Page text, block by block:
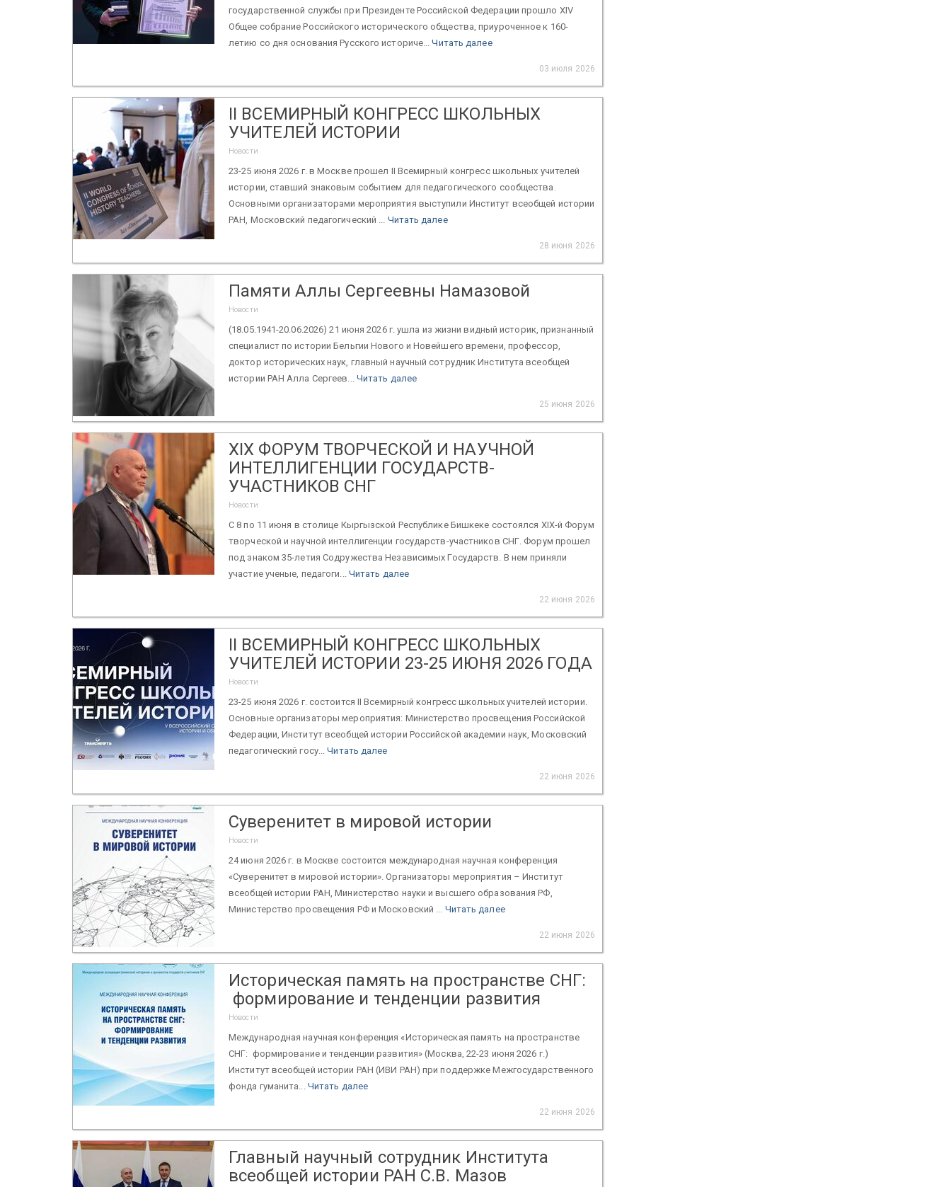
государственной службы при Президенте Российской Федерации прошло XIV
Общее собрание Российского исторического общества, приуроченное к 160-
летию со дня основания Русского историче...Читать далее
03 июля 2026
II ВСЕМИРНЫЙ КОНГРЕСС ШКОЛЬНЫХ
УЧИТЕЛЕЙ ИСТОРИИ
Новости
23-25 июня 2026 г. в Москве прошел II Всемирный конгресс школьных учителей
истории, ставший знаковым событием для педагогического сообщества.
Основными организаторами мероприятия выступили Институт всеобщей истории
РАН, Московский педагогический ... Читать далее
28 июня 2026
Памяти Аллы Сергеевны Намазовой
Новости
(18.05.1941-20.06.2026) 21 июня 2026 г. ушла из жизни видный историк, признанный
специалист по истории Бельгии Нового и Новейшего времени, профессор,
доктор исторических наук, главный научный сотрудник Института всеобщей
истории РАН Алла Сергеев... Читать далее
25 июня 2026
XIX ФОРУМ ТВОРЧЕСКОЙ И НАУЧНОЙ
ИНТЕЛЛИГЕНЦИИ ГОСУДАРСТВ-
УЧАСТНИКОВ СНГ
Новости
С 8 по 11 июня в столице Кыргызской Республике Бишкеке состоялся XIX-й Форум
творческой и научной интеллигенции государств-участников СНГ. Форум прошел
под знаком 35-летия Содружества Независимых Государств. В нем приняли
участие ученые, педагоги... Читать далее
22 июня 2026
II ВСЕМИРНЫЙ КОНГРЕСС ШКОЛЬНЫХ
УЧИТЕЛЕЙ ИСТОРИИ 23-25 ИЮНЯ 2026 ГОДА
Новости
23-25 июня 2026 г. состоится II Всемирный конгресс школьных учителей истории.
Основные организаторы мероприятия: Министерство просвещения Российской
Федерации, Институт всеобщей истории Российской академии наук, Московский
педагогический госу...Читать далее
22 июня 2026
Суверенитет в мировой истории
Новости
24 июня 2026 г. в Москве состоится международная научная конференция
«Суверенитет в мировой истории». Организаторы мероприятия – Институт
всеобщей истории РАН, Министерство науки и высшего образования РФ,
Министерство просвещения РФ и Московский ... Читать далее
22 июня 2026
Историческая память на пространстве СНГ:
формирование и тенденции развития
Новости
Международная научная конференция «Историческая память на пространстве
СНГ: формирование и тенденции развития» (Москва, 22-23 июня 2026 г.)
Институт всеобщей истории РАН (ИВИ РАН) при поддержке Межгосударственного
фонда гуманита... Читать далее
22 июня 2026
Главный научный сотрудник Института
всеобщей истории РАН С.В. Мазов